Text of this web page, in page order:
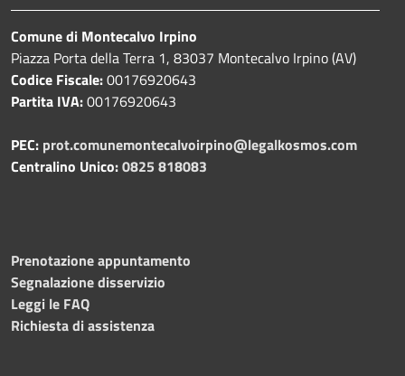
Comune di Montecalvo Irpino
Piazza Porta della Terra 1, 83037 Montecalvo Irpino (AV)
Codice Fiscale:00176920643
Partita IVA:00176920643
PEC: prot.comunemontecalvoirpino@legalkosmos.com
Centralino Unico:0825 818083
Prenotazione appuntamento
Segnalazione disservizio
Leggi le FAQ
Richiesta di assistenza